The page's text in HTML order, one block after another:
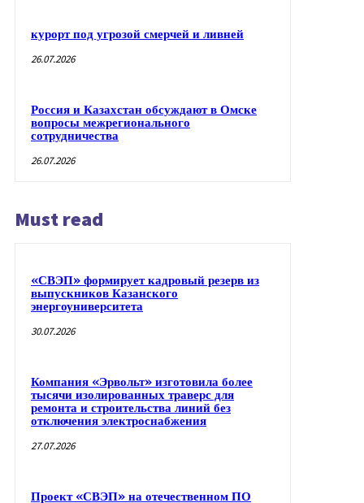
курорт под угрозой смерчей и ливней
26.07.2026
Россия и Казахстан обсуждают в Омске
вопросы межрегионального
сотрудничества
26.07.2026
Must read
«СВЭП» формирует кадровый резерв из
выпускников Казанского
энергоуниверситета
30.07.2026
Компания «Эрвольт» изготовила более
тысячи изолированных траверс для
ремонта и строительства линий без
отключения электроснабжения
27.07.2026
Проект «СВЭП» на отечественном ПО